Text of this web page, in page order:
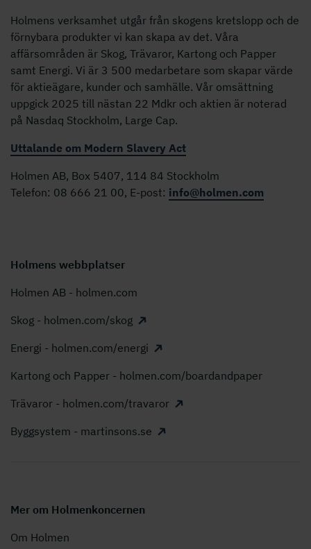
Holmens verksamhet utgår från skogens kretslopp och de
förnybara produkter vi kan skapa av det. Våra
affärsområden är Skog, Trävaror, Kartong och Papper
samt Energi. Vi är 3 500 medarbetare som skapar värde
för aktieägare, kunder och samhälle. Vår omsättning
uppgick 2025 till nästan 22 Mdkr och aktien är noterad
på Nasdaq Stockholm, Large Cap.
Uttalande om Modern Slavery Act
Holmen AB, Box 5407, 114 84 Stockholm
Telefon: 08 666 21 00, E-post: info@holmen.com
Holmens webbplatser
Holmen AB - holmen.com
Skog - holmen.com/skog
Energi - holmen.com/energi
Kartong och Papper - holmen.com/boardandpaper
Trävaror - holmen.com/travaror
Byggsystem - martinsons.se
Mer om Holmenkoncernen
Om Holmen